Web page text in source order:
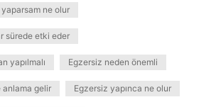
ne olur
sürede etki eder
yapılmalı Egzersiz neden önemli
anlama gelir Egzersiz yapınca ne olur